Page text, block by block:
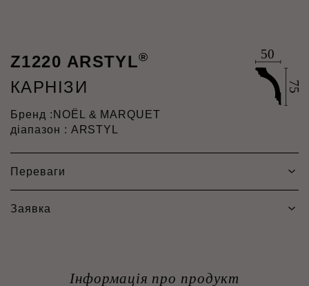
Z1220 ARSTYL®
КАРНІЗИ
Бренд : NOËL & MARQUET
діапазон : ARSTYL
Переваги
Заявка
Інформація про продукт